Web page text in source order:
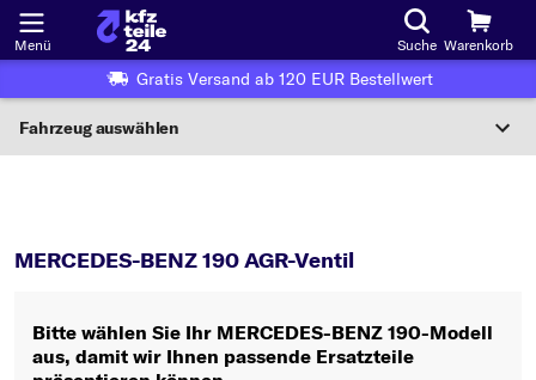
Menü Suche Warenkorb
Gratis Versand ab 120 EUR Bestellwert
Fahrzeug auswählen
Wo finde ich die?
Oder
MERCEDES-BENZ 190 AGR-Ventil
Bitte wählen Sie Ihr MERCEDES-BENZ 190-Modell
aus, damit wir Ihnen passende Ersatzteile